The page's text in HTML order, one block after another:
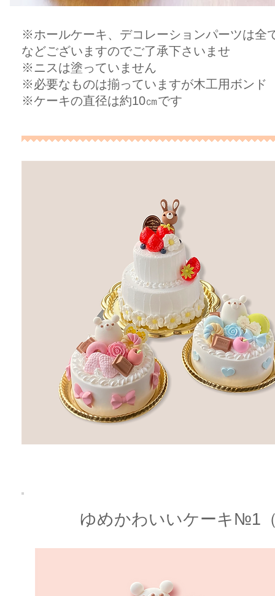
※ホールケーキ、デコレーションパーツは全
などございますのでご了承下さいませ
​※ニスは塗っていません
​※必要なものは揃っていますが木工用ボンド
​※ケーキの直径は約10㎝です
ゆめかわいいケーキ№1